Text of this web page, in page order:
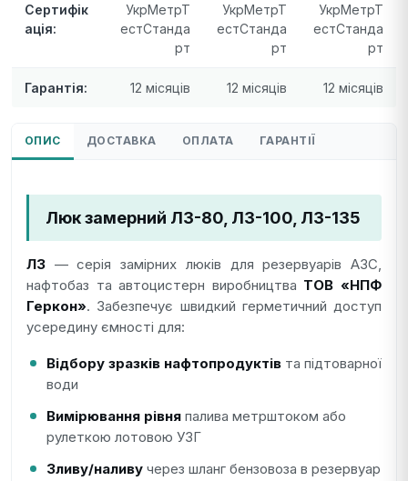
Сертифік
ація:
УкрМетрТ
естСтанда
рт
УкрМетрТ
естСтанда
рт
УкрМетрТ
естСтанда
рт
Гарантія: 12 місяців 12 місяців 12 місяців
ОПИС ДОСТАВКА ОПЛАТА ГАРАНТІЇ
Люк замерний ЛЗ-80, ЛЗ-100, ЛЗ-135
ЛЗ — серія замірних люків для резервуарів АЗС,
нафтобаз та автоцистерн виробництва ТОВ «НПФ
Геркон». Забезпечує швидкий герметичний доступ
усередину ємності для:
Відбору зразків нафтопродуктів та підтоварної
води
Вимірювання рівня палива метрштоком або
рулеткою лотовою УЗГ
Зливу/наливу через шланг бензовоза в резервуар